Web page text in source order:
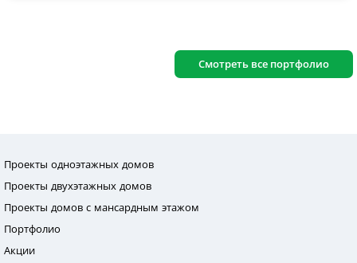
Смотреть все портфолио
Проекты одноэтажных домов
Проекты двухэтажных домов
Проекты домов с мансардным этажом
Портфолио
Акции